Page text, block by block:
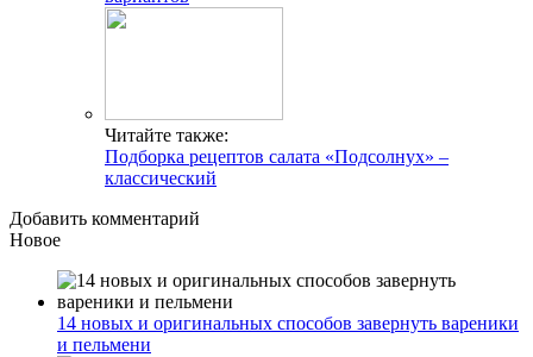
Читайте также:
Подборка рецептов салата «Подсолнух» –
классический
Добавить комментарий
Новое
14 новых и оригинальных способов завернуть вареники
и пельмени